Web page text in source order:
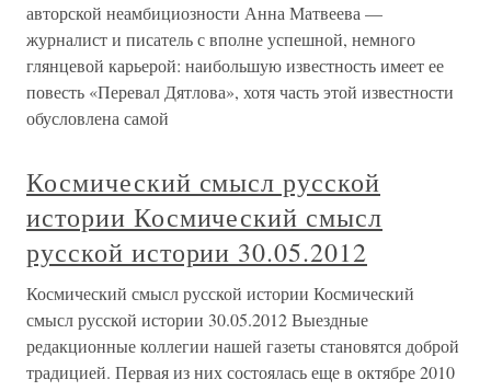
авторской неамбициозности Анна Матвеева —
журналист и писатель с вполне успешной, немного
глянцевой карьерой: наибольшую известность имеет ее
повесть «Перевал Дятлова», хотя часть этой известности
обусловлена самой
Космический смысл русской
истории Космический смысл
русской истории 30.05.2012
Космический смысл русской истории Космический
смысл русской истории 30.05.2012 Выездные
редакционные коллегии нашей газеты становятся доброй
традицией. Первая из них состоялась еще в октябре 2010